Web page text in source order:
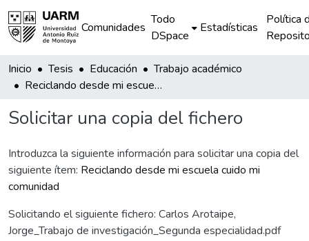
Comunidades
Todo
DSpace
Estadísticas
Política
Inicio Tesis Educación
Trabajo académico
Reciclando desde mi escuela cuido mi comunidad
Solicitar una copia del fichero
Introduzca la siguiente información para solicitar una copia del
siguiente ítem: Reciclando desde mi escuela cuido mi
comunidad
Solicitando el siguiente fichero: Carlos Arotaipe,
Jorge_Trabajo de investigación_Segunda especialidad.pdf